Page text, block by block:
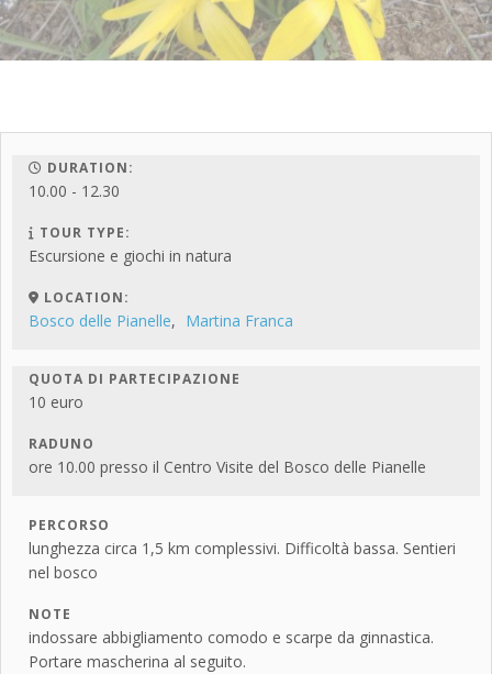
DURATION:
10.00 - 12.30
TOUR TYPE:
Escursione e giochi in natura
LOCATION:
Bosco delle Pianelle, Martina Franca
QUOTA DI PARTECIPAZIONE
10 euro
RADUNO
ore 10.00 presso il Centro Visite del Bosco delle Pianelle
PERCORSO
lunghezza circa 1,5 km complessivi. Difficoltà bassa. Sentieri
nel bosco
NOTE
indossare abbigliamento comodo e scarpe da ginnastica.
Portare mascherina al seguito.